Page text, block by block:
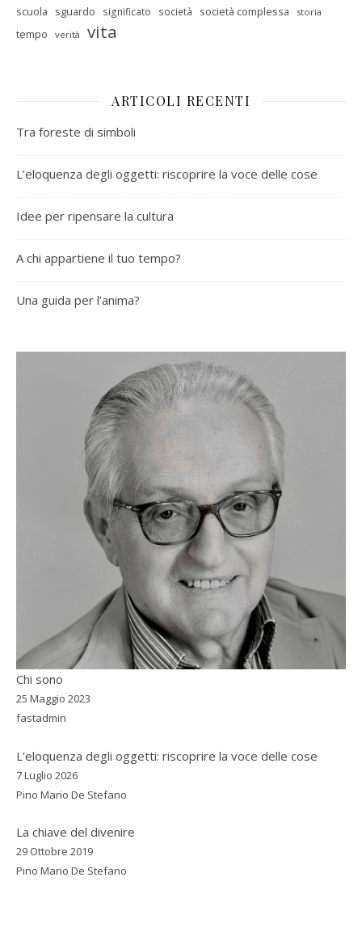
scuola sguardo significato società società complessa storia
tempo verità vita
ARTICOLI RECENTI
Tra foreste di simboli
L’eloquenza degli oggetti: riscoprire la voce delle cose
Idee per ripensare la cultura
A chi appartiene il tuo tempo?
Una guida per l’anima?
Chi sono
25 Maggio 2023
fastadmin
L'eloquenza degli oggetti: riscoprire la voce delle cose
7 Luglio 2026
Pino Mario De Stefano
La chiave del divenire
29 Ottobre 2019
Pino Mario De Stefano